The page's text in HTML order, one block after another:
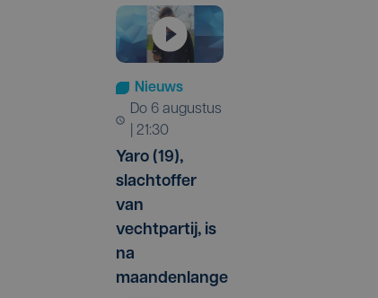
Nieuws
do 6 augustus
| 21:30
Yaro (19),
slachtoffer
van
vechtpartij, is
na
maandenlange